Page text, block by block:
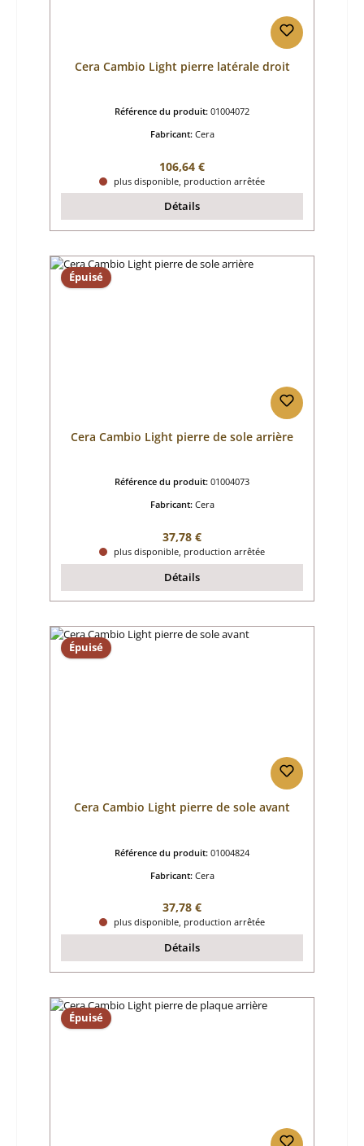
Cera Cambio Light pierre latérale droit
Référence du produit: 01004072
Fabricant: Cera
Prix régulier :
106,64 €
plus disponible, production arrêtée
Détails
Épuisé
Cera Cambio Light pierre de sole arrière
Référence du produit: 01004073
Fabricant: Cera
Prix régulier :
37,78 €
plus disponible, production arrêtée
Détails
Épuisé
Cera Cambio Light pierre de sole avant
Référence du produit: 01004824
Fabricant: Cera
Prix régulier :
37,78 €
plus disponible, production arrêtée
Détails
Épuisé